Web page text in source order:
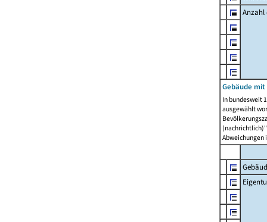
Anzahl
Gebäude
In bundesweit
ausgewählt
Abweichungen